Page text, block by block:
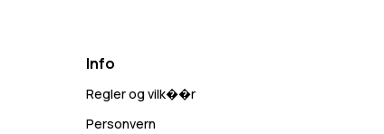
Info
Regler og vilk��r
Personvern